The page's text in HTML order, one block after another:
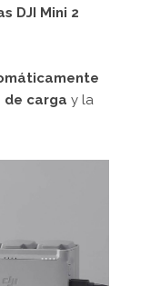
DJI Mini 2
de carga y la